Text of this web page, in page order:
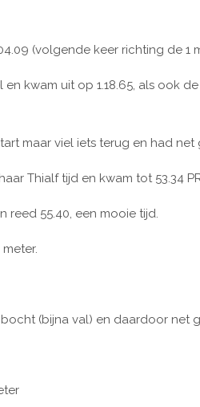
(volgende keer richting de 1
en kwam uit op 1.18.65, als ook
maar viel iets terug en had net
Thialf tijd en kwam tot 53.34
reed 55.40, een mooie tijd.
(bijna val) en daardoor net